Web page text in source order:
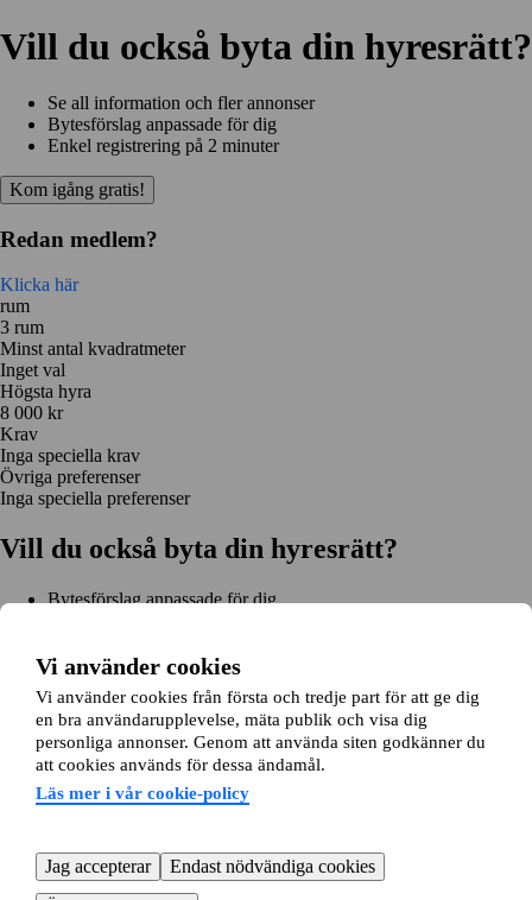
Vi använder cookies
Vi använder cookies från första och tredje part för att ge dig
en bra användarupplevelse, mäta publik och visa dig
personliga annonser. Genom att använda siten godkänner du
att cookies används för dessa ändamål.
Läs mer i vår cookie-policy
Jag accepterar
Endast nödvändiga cookies
Vill du också byta din hyresrätt?
Se all information och fler annonser
Bytesförslag anpassade för dig
Enkel registrering på 2 minuter
Kom igång gratis!
Redan medlem?
Klicka här
rum
3 rum
Minst antal kvadratmeter
Inget val
Högsta hyra
8 000 kr
Krav
Inga speciella krav
Övriga preferenser
Inga speciella preferenser
Vill du också byta din hyresrätt?
Bytesförslag anpassade för dig
Kom igång
Kom igång gratisSök annonser Logga in
Läs mer
Nyheter och tipsBytesansökan
Om lägenhetsbyte.se
Kundtjänst
Hjälp